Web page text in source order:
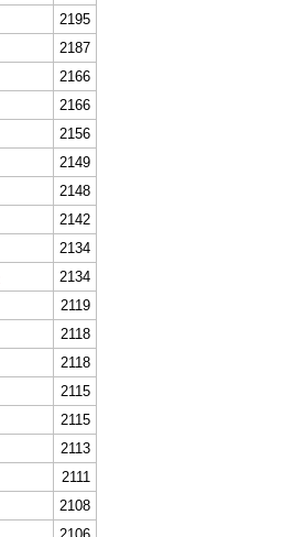
2195
2187
2166
2166
2156
2149
2148
2142
2134
2134
2119
2118
2118
2115
2115
2113
2111
2108